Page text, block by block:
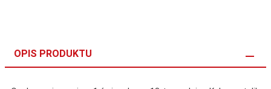
OPIS PRODUKTU